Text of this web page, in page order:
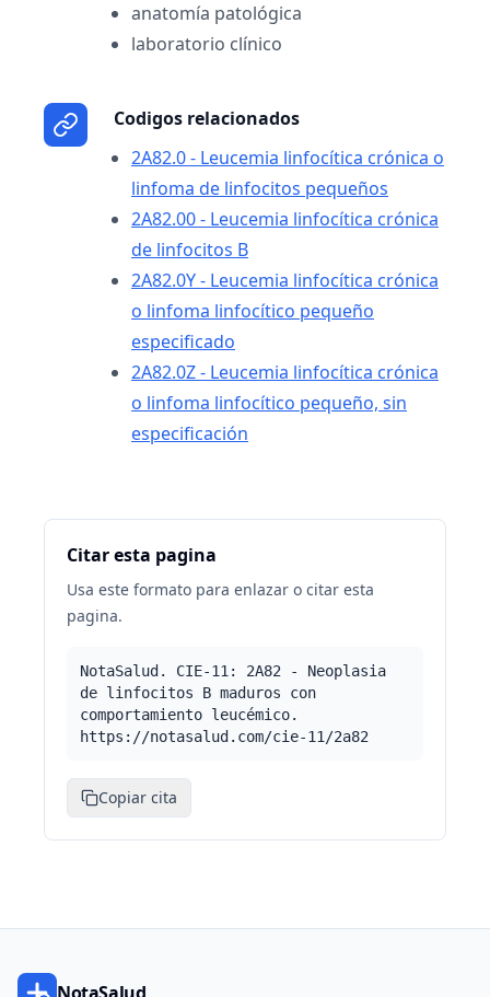
anatomía patológica
laboratorio clínico
Codigos relacionados
2A82.0 - Leucemia linfocítica crónica o
linfoma de linfocitos pequeños
2A82.00 - Leucemia linfocítica crónica
de linfocitos B
2A82.0Y - Leucemia linfocítica crónica
o linfoma linfocítico pequeño
especificado
2A82.0Z - Leucemia linfocítica crónica
o linfoma linfocítico pequeño, sin
especificación
Citar esta pagina
Usa este formato para enlazar o citar esta
pagina.
NotaSalud. CIE-11: 2A82 - Neoplasia
de linfocitos B maduros con
comportamiento leucémico.
https://notasalud.com/cie-11/2a82
Copiar cita